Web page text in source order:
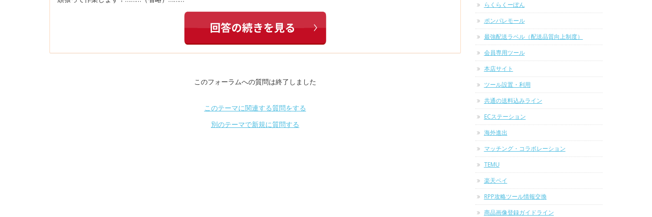
このフォーラムへの質問は終了しました
このテーマに関連する質問をする
別のテーマで新規に質問する
らくらくーぽん
ポンパレモール
最強配送ラベル（配送品質向上制度）
会員専用ツール
本店サイト
ツール設置・利用
共通の送料込みライン
ECステーション
海外進出
マッチング・コラボレーション
TEMU
楽天ペイ
RPP攻略ツール情報交換
商品画像登録ガイドライン